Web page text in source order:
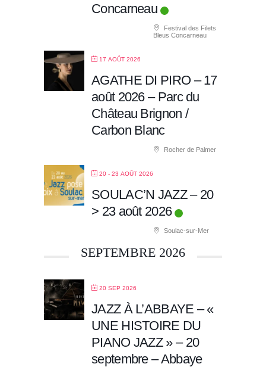
Concarneau
Festival des Filets
Bleus Concarneau
17 AOÛT 2026
AGATHE DI PIRO – 17
août 2026 – Parc du
Château Brignon /
Carbon Blanc
Rocher de Palmer
20 - 23 AOÛT 2026
SOULAC’N JAZZ – 20
> 23 août 2026
Soulac-sur-Mer
SEPTEMBRE 2026
20 SEP 2026
JAZZ À L’ABBAYE – «
UNE HISTOIRE DU
PIANO JAZZ » – 20
septembre – Abbaye